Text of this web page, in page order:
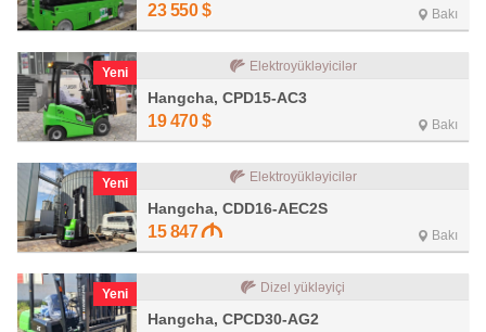
23 550 $ Bakı
Yeni Elektroyükləyicilər
Hangcha, CPD15-AC3
19 470 $ Bakı
Yeni Elektroyükləyicilər
Hangcha, CDD16-AEC2S
15 847 Bakı
Yeni Dizel yükləyiçi
Hangcha, CPCD30-AG2